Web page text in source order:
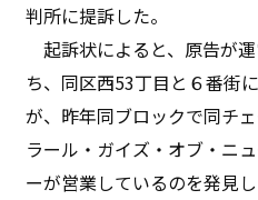
判所に提訴した。
起訴状によると、原告が
ち、同区西53丁目と６番街
が、昨年同ブロックで同チ
ラール・ガイズ・オブ・ニ
ーが営業しているのを発見